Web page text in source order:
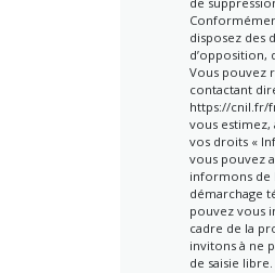
disposez des
d’opposition,
Vous pouvez
contactant
https://cnil.fr/
vous estimez,
vos droits «
vous pouvez
informons de
démarchage
pouvez vous
cadre de la
invitons à ne
de saisie libre.